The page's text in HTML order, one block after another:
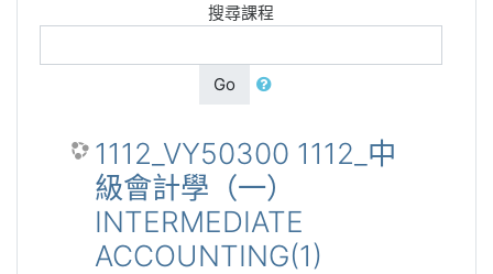
搜尋課程
Go
1112_VY50300 1112_中
級會計學（一）
INTERMEDIATE
ACCOUNTING(1)